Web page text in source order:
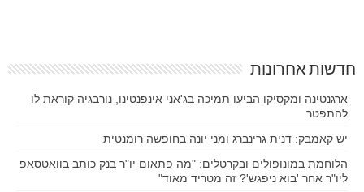
חדשות אחרונות
ארגנטינה ומקסיקו הביעו תמיכה בג'אני אינפנטינו, נורבגיה קוראת לו
להתפטר
יש קאמבק: דנית גרינברג ומני יונה בחופשה רומנטית
הלוחמת במונופולים ובקרטלים: "מה פתאום יו"ר בנק כותב בוואטסאפ
ליו"ר אחר 'בוא ניפגש'? זה מטריד מאוד"